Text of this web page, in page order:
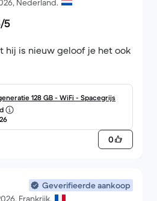
Nederland.
5
hij is nieuw geloof je het ook
128 GB - WiFi - Spacegrijs
0
Geverifieerde aankoop
Frankrijk.